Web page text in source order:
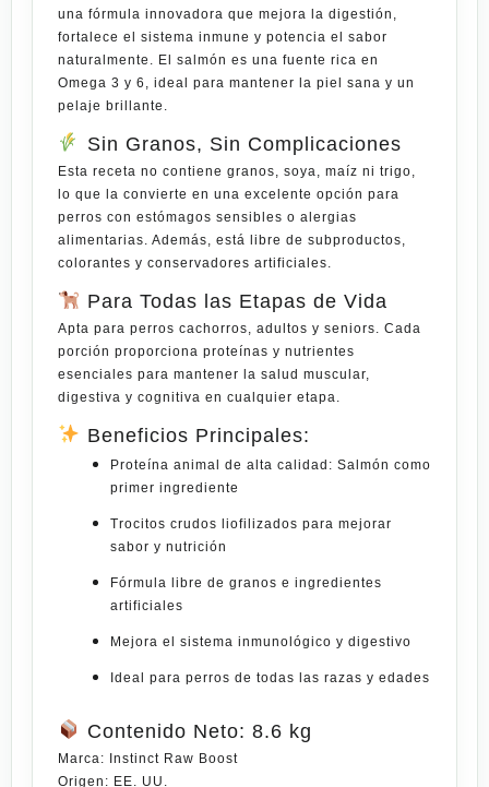
una fórmula innovadora que mejora la digestión,
fortalece el sistema inmune y potencia el sabor
naturalmente
. El salmón es una fuente rica en
Omega 3 y 6
, ideal para mantener la piel sana y un
pelaje brillante.
Sin Granos, Sin Complicaciones
Esta receta no contiene granos, soya, maíz ni trigo
lo que la convierte en una excelente opción para
perros con estómagos sensibles o alergias
alimentarias. Además, está libre de subproductos,
colorantes y conservadores artificiales.
Para Todas las Etapas de Vida
Apta para perros cachorros, adultos y seniors. Cada
porción proporciona proteínas y nutrientes
esenciales para mantener la salud muscular,
digestiva y cognitiva en cualquier etapa.
Beneficios Principales:
Proteína animal de alta calidad: Salmón como
primer ingrediente
Trocitos crudos liofilizados para mejorar
sabor y nutrición
Fórmula libre de granos e ingredientes
artificiales
Mejora el sistema inmunológico y digestivo
Ideal para perros de todas las razas y edades
Contenido Neto: 8.6 kg
Marca: Instinct Raw Boost
Origen: EE. UU.